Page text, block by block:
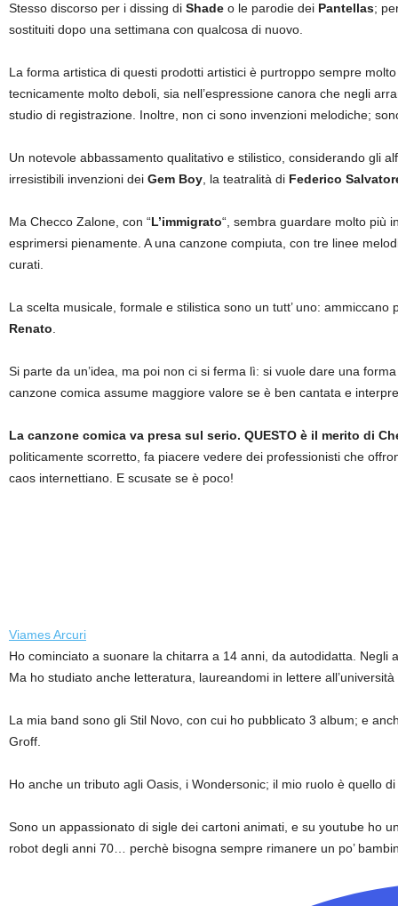
Stesso discorso per i dissing di Shade o le parodie dei Pantellas;
sostituiti dopo una settimana con qualcosa di nuovo.
La forma artistica di questi prodotti artistici è purtroppo sempre
tecnicamente molto deboli, sia nell’espressione canora che negli
studio di registrazione. Inoltre, non ci sono invenzioni melodiche;
Un notevole abbassamento qualitativo e stilistico, considerando gli
irresistibili invenzioni dei Gem Boy , la teatralità di Federico
Ma Checco Zalone, con “L’immigrato“, sembra guardare molto più
esprimersi pienamente. A una canzone compiuta, con tre linee
curati.
La scelta musicale, formale e stilistica sono un tutt’ uno:
Renato
Si parte da un’idea, ma poi non ci si ferma lì: si vuole dare una
canzone comica assume maggiore valore se è ben cantata e
La canzone comica va presa sul serio. QUESTO è il merito di
politicamente scorretto, fa piacere vedere dei professionisti che
caos internettiano. E scusate se è poco!
Viames Arcuri
Ho cominciato a suonare la chitarra a 14 anni, da autodidatta.
Ma ho studiato anche letteratura, laureandomi in lettere
La mia band sono gli Stil Novo, con cui ho pubblicato 3 album; e
Groff.
Ho anche un tributo agli Oasis, i Wondersonic; il mio ruolo è quello
Sono un appassionato di sigle dei cartoni animati, e su youtube ho
robot degli anni 70… perchè bisogna sempre rimanere un po’